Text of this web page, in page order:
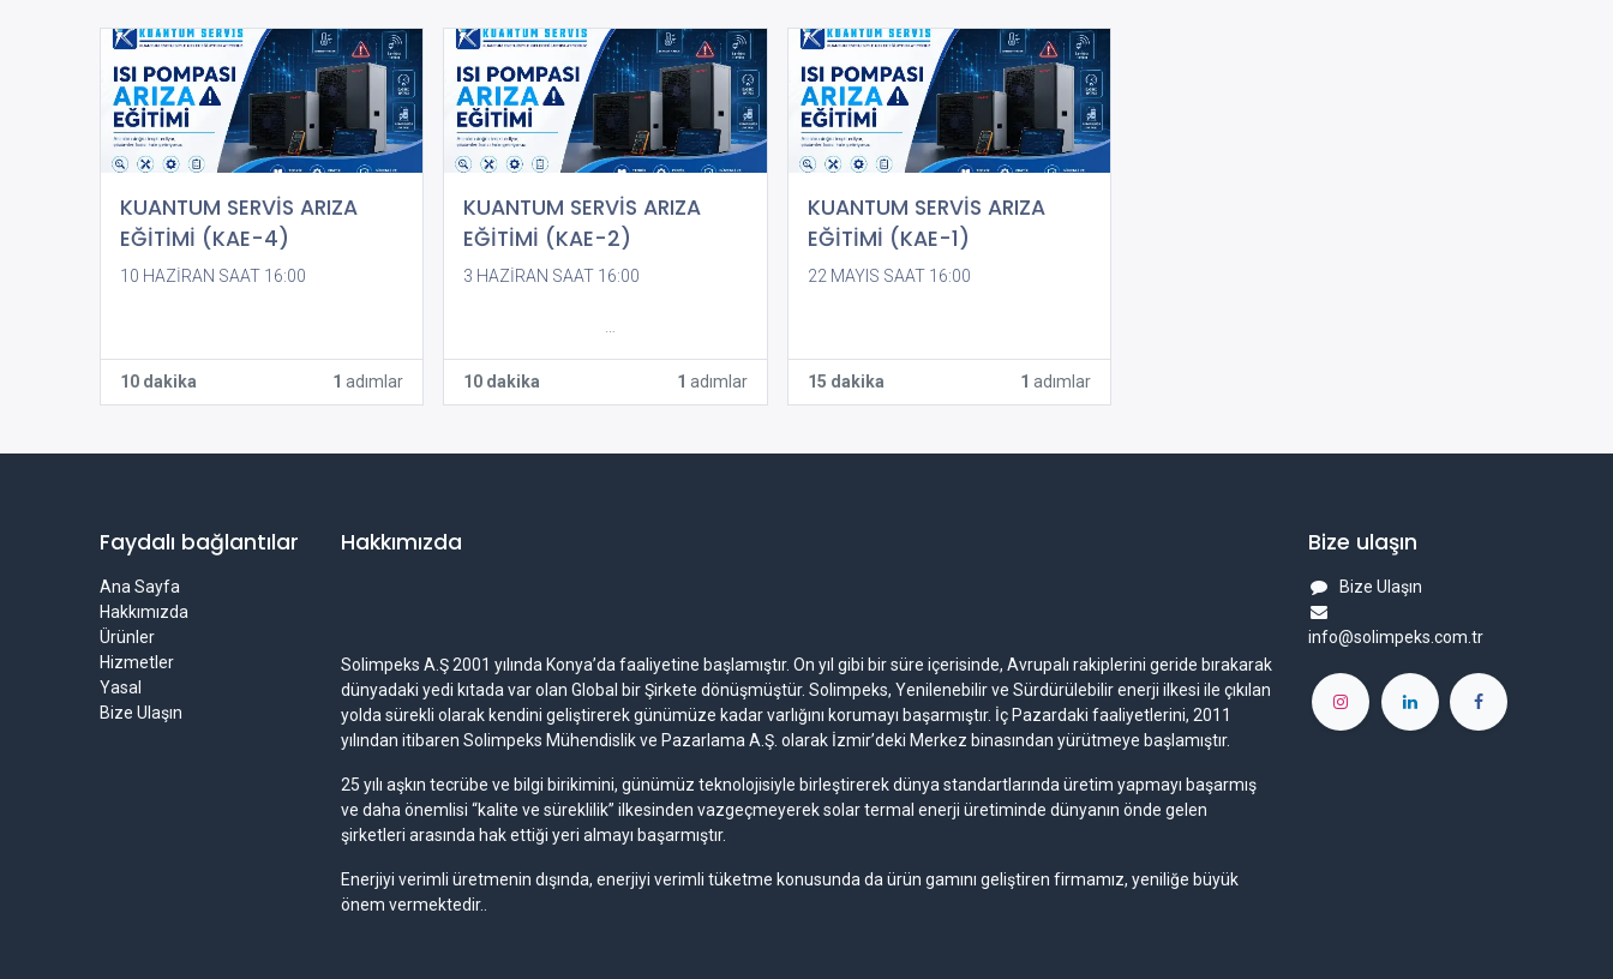
KUANTUM SERVİS ARIZA
EĞİTİMİ (KAE-4)
10 HAZİRAN SAAT 16:00
10 dakika 1 adımlar
KUANTUM SERVİS ARIZA
EĞİTİMİ (KAE-2)
3 HAZİRAN SAAT 16:00
10 dakika
1 adımlar
KUANTUM SERVİS ARIZA
EĞİTİMİ (KAE-1)
22 MAYIS SAAT 16:00
15 dakika 1 adımlar
Faydalı bağlantılar
Ana Sayfa
Hakkımızda
Ürünler
Hizmetler
Yasal
Bize Ulaşın
Hakkımızda
Solimpeks A.Ş 2001 yılında Konya’da faaliyetine başlamıştır. On yıl gibi bir süre içerisinde, Avrupalı rakiplerini geride bırakarak
dünyadaki yedi kıtada var olan Global bir Şirkete dönüşmüştür. Solimpeks, Yenilenebilir ve Sürdürülebilir enerji ilkesi ile çıkılan
yolda sürekli olarak kendini geliştirerek günümüze kadar varlığını korumayı başarmıştır. İç Pazardaki faaliyetlerini, 2011
yılından itibaren Solimpeks Mühendislik ve Pazarlama A.Ş. olarak İzmir’deki Merkez binasından yürütmeye başlamıştır.
25 yılı aşkın tecrübe ve bilgi birikimini, günümüz teknolojisiyle birleştirerek dünya standartlarında üretim yapmayı başarmış
ve daha önemlisi “kalite ve süreklilik” ilkesinden vazgeçmeyerek solar termal enerji üretiminde dünyanın önde gelen
şirketleri arasında hak ettiği yeri almayı başarmıştır.
Enerjiyi verimli üretmenin dışında, enerjiyi verimli tüketme konusunda da ürün gamını geliştiren firmamız, yeniliğe büyük
önem vermektedir..
Bize ulaşın
Bize Ulaşın
info@solimpeks.com.tr